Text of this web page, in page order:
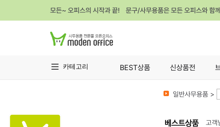
모든~ 오피스의 시작과 끝! 문구/사무용품은 모든 오피스와 함
카테고리 BEST상품 신상품전
일반사무용품 >
고객